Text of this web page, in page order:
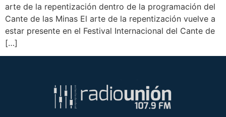
arte de la repentización dentro de la programación del
Cante de las Minas El arte de la repentización vuelve a
estar presente en el Festival Internacional del Cante de
[…]